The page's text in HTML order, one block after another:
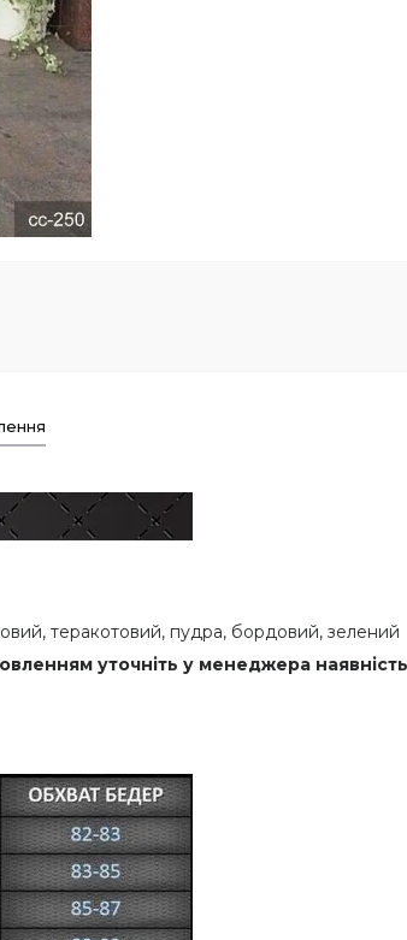
теракотовий, пудра, бордовий, зелений
уточніть у менеджера